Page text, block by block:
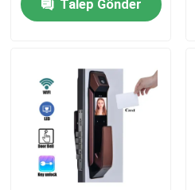
Evde
Ürün
Videolar
Uygun Talep Gönder